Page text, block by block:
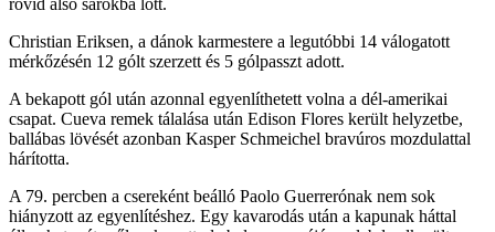
rövid alsó sarokba lőtt.
Christian Eriksen, a dánok karmestere a legutóbbi 14 válogatott
mérkőzésén 12 gólt szerzett és 5 gólpasszt adott.
A bekapott gól után azonnal egyenlíthetett volna a dél-amerikai
csapat. Cueva remek tálalása után Edison Flores került helyzetbe,
ballábas lövését azonban Kasper Schmeichel bravúros mozdulattal
hárította.
A 79. percben a csereként beálló Paolo Guerrerónak nem sok
hiányzott az egyenlítéshez. Egy kavarodás után a kapunak háttal